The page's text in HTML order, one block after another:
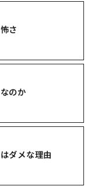
さ
のか
ダメな理由